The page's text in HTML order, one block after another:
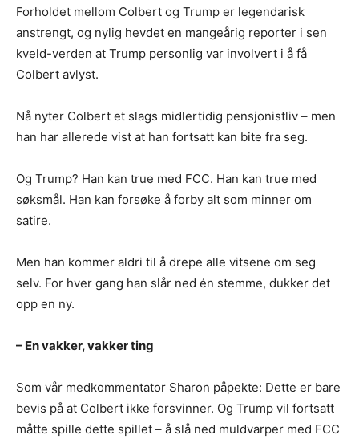
Forholdet mellom Colbert og Trump er legendarisk
anstrengt, og nylig hevdet en mangeårig reporter i sen
kveld-verden at Trump personlig var involvert i å få
Colbert avlyst.
Nå nyter Colbert et slags midlertidig pensjonistliv – men
han har allerede vist at han fortsatt kan bite fra seg.
Og Trump? Han kan true med FCC. Han kan true med
søksmål. Han kan forsøke å forby alt som minner om
satire.
Men han kommer aldri til å drepe alle vitsene om seg
selv. For hver gang han slår ned én stemme, dukker det
opp en ny.
– En vakker, vakker ting
Som vår medkommentator Sharon påpekte: Dette er bare
bevis på at Colbert ikke forsvinner. Og Trump vil fortsatt
måtte spille dette spillet – å slå ned muldvarper med FCC